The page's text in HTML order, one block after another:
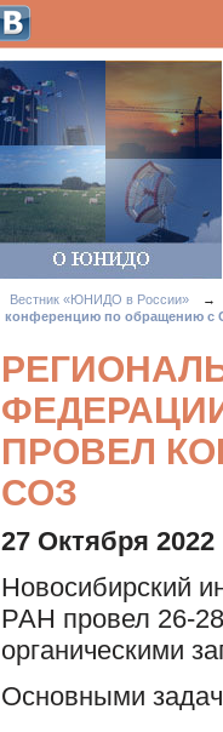
Вестник «ЮНИДО в России»
→
конференцию по обращению с
ПРОВЕЛ
СОЗ
27 Октября 2022
Новосибирский
РАН провел 26-
органическими
Основными